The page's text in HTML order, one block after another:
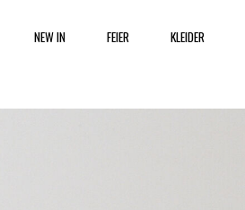
NEW IN FEIER KLEIDER